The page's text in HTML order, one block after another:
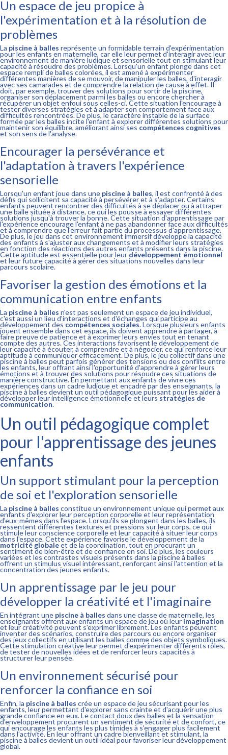
Un espace de jeu propice à
l'expérimentation et à la résolution de
problèmes
La piscine à balles représente un formidable terrain d'expérimentation
pour les enfants en maternelle, car elle leur permet d'interagir avec leur
environnement de manière ludique et sensorielle tout en stimulant leur
capacité à résoudre des problèmes. Lorsqu'un enfant plonge dans cet
espace rempli de balles colorées, il est amené à expérimenter
différentes manières de se mouvoir, de manipuler les balles, d'interagir
avec ses camarades et de comprendre la relation de cause à effet. Il
doit, par exemple, trouver des solutions pour sortir de la piscine,
organiser son déplacement parmi les balles ou encore chercher à
récupérer un objet enfoui sous celles-ci. Cette situation l'encourage à
tester diverses stratégies et à adapter son comportement face aux
difficultés rencontrées. De plus, le caractère instable de la surface
formée par les balles incite l'enfant à explorer différentes solutions pour
maintenir son équilibre, améliorant ainsi ses compétences cognitives
et son sens de l'analyse.
Encourager la persévérance et
l'adaptation à travers l'expérience
sensorielle
Lorsqu'un enfant joue dans une piscine à balles, il est confronté à des
défis qui sollicitent sa capacité à persévérer et à s'adapter. Certains
enfants peuvent rencontrer des difficultés à se déplacer ou à attraper
une balle située à distance, ce qui les pousse à essayer différentes
solutions jusqu'à trouver la bonne. Cette situation d'apprentissage par
l'expérience encourage l'enfant à ne pas abandonner face aux difficultés
et à comprendre que l'erreur fait partie du processus d'apprentissage.
De plus, le jeu dans cet environnement immersif développe la capacité
des enfants à s'ajuster aux changements et à modifier leurs stratégies
en fonction des réactions des autres enfants présents dans la piscine.
Cette aptitude est essentielle pour leur développement émotionnel
et leur future capacité à gérer des situations nouvelles dans leur
parcours scolaire.
Favoriser la gestion des émotions et la
communication entre enfants
La piscine à balles n'est pas seulement un espace de jeu individuel,
c'est aussi un lieu d'interactions et d'échanges qui participe au
développement des compétences sociales. Lorsque plusieurs enfants
jouent ensemble dans cet espace, ils doivent apprendre à partager, à
faire preuve de patience et à exprimer leurs envies tout en tenant
compte des autres. Ces interactions favorisent le développement de
leur capacité à écouter, à comprendre et à négocier, ce qui renforce leur
aptitude à communiquer efficacement. De plus, le jeu collectif dans une
piscine à balles peut parfois générer des tensions ou des conflits entre
les enfants, leur offrant ainsi l'opportunité d'apprendre à gérer leurs
émotions et à trouver des solutions pour résoudre ces situations de
manière constructive. En permettant aux enfants de vivre ces
expériences dans un cadre ludique et encadré par des enseignants, la
piscine à balles devient un outil pédagogique puissant pour les aider à
développer leur intelligence émotionnelle et leurs stratégies de
communication.
Un outil pédagogique complet
pour l'apprentissage des jeunes
enfants
Un support stimulant pour la perception
de soi et l'exploration sensorielle
La piscine à balles constitue un environnement unique qui permet aux
enfants d'explorer leur perception corporelle et leur représentation
d'eux-mêmes dans l'espace. Lorsqu'ils se plongent dans les balles, ils
ressentent différentes textures et pressions sur leur corps, ce qui
stimule leur conscience corporelle et leur capacité à situer leur corps
dans l'espace. Cette expérience favorise le développement de la
motricité globaleet de la coordination, tout en procurant un
sentiment de bien-être et de confiance en soi. De plus, les couleurs
variées et les contrastes visuels présents dans la piscine à balles
offrent un stimulus visuel intéressant, renforçant ainsi l'attention et la
concentration des jeunes enfants.
Un apprentissage par le jeu pour
développer la créativité et l'imaginaire
En intégrant une piscine à balles dans une classe de maternelle, les
enseignants offrent aux enfants un espace de jeu où leur imagination
et leur créativité peuvent s'exprimer librement. Les enfants peuvent
inventer des scénarios, construire des parcours ou encore organiser
des jeux collectifs en utilisant les balles comme des objets symboliques.
Cette stimulation créative leur permet d'expérimenter différents rôles,
de tester de nouvelles idées et de renforcer leurs capacités à
structurer leur pensée.
Un environnement sécurisé pour
renforcer la confiance en soi
Enfin, la piscine à balles crée un espace de jeu sécurisant pour les
enfants, leur permettant d'explorer sans crainte et d'acquérir une plus
grande confiance en eux. Le contact doux des balles et la sensation
d'enveloppement procurent un sentiment de sécurité et de confort, ce
qui encourage les enfants les plus timides à s'engager plus facilement
dans l'activité. En leur offrant un cadre bienveillant et stimulant, la
piscine à balles devient un outil idéal pour favoriser leur développement
global.